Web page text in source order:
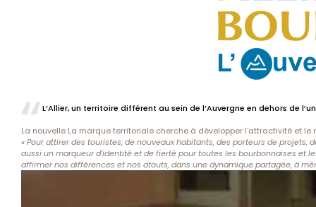
L’Allier, un territoire différent au sein de l’Auvergne en dehors de
La nouvelle La marque territoriale cherche à développer l’attractivité et
« Pour attirer des touristes, de nouveaux habitants, des porteurs de
aussi un marqueur d’identité et de fierté pour toutes les bourbonnaises et
affirmer nos différences et nos atouts, dans une dynamique partagée, à